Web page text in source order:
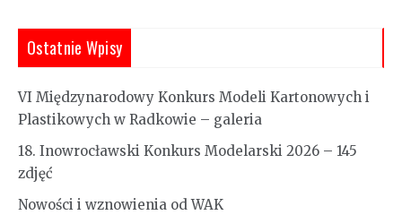
Ostatnie Wpisy
VI Międzynarodowy Konkurs Modeli Kartonowych i
Plastikowych w Radkowie – galeria
18. Inowrocławski Konkurs Modelarski 2026 – 145
zdjęć
Nowości i wznowienia od WAK